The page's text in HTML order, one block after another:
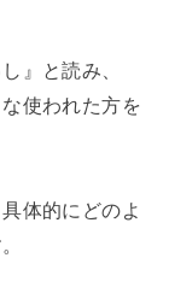
』と読み、
使われた方を
体的にどのよ